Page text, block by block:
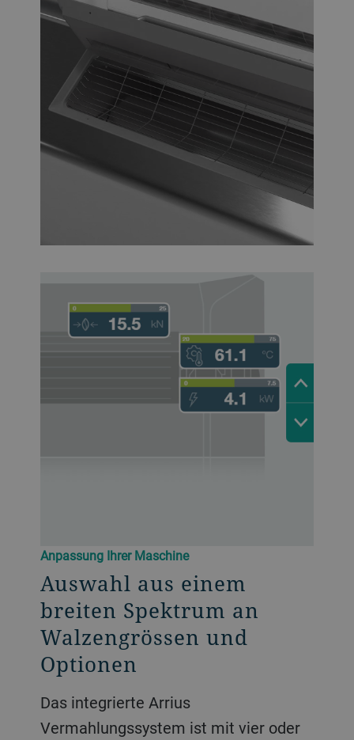
Anpassung Ihrer Maschine
Auswahl aus einem
breiten Spektrum an
Walzengrössen und
Optionen
Das integrierte Arrius
Vermahlungssystem ist mit vier oder